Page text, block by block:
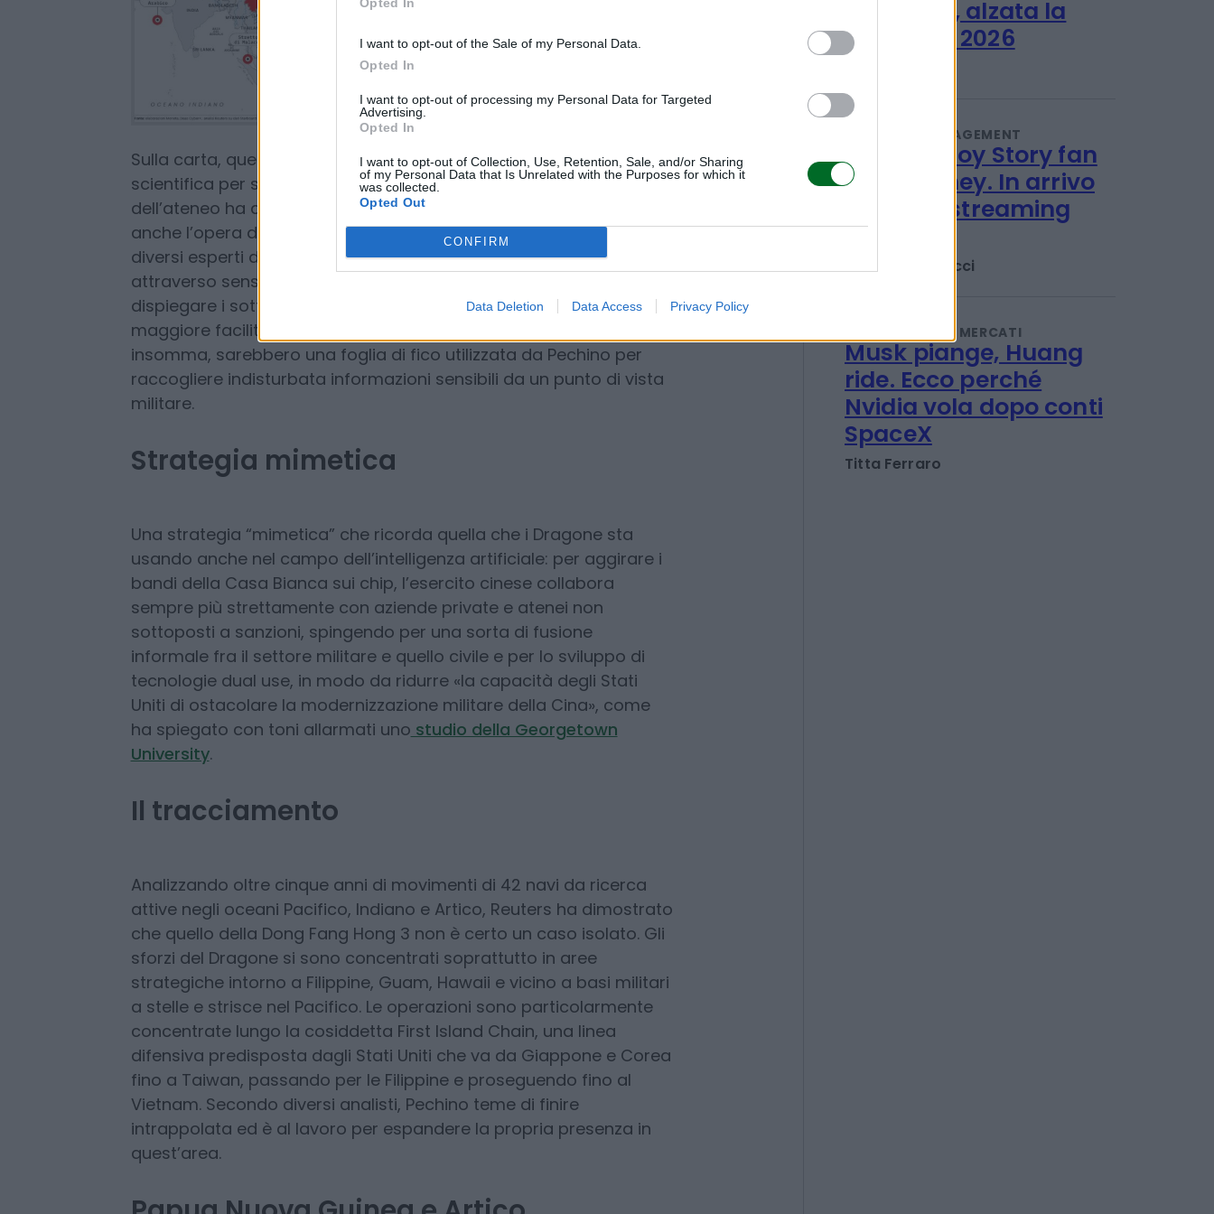
I want to opt-out of the Sale of my Personal Data.
Opted In
I want to opt-out of processing my Personal Data for Targeted
Advertising.
Opted In
I want to opt-out of Collection, Use, Retention, Sale, and/or Sharing
of my Personal Data that Is Unrelated with the Purposes for which it
was collected.
Opted Out
CONFIRM
Data Deletion Data Access Privacy Policy
Sulla carta, quella della Dong Fang Hong 3 è una missione
scientifica per studiare clima e fanghi oceanici, ma un paper
dell’ateneo ha ammesso che nel mentre è stata portata avanti
anche l’opera di rilevazione dei fondali. E, come hanno spiegato
diversi esperti del comparto difesa a Reuters, la mappatura anche
attraverso sensori fornisce proprio le informazioni necessarie per
dispiegare i sottomarini in modo più efficace e individuare con
maggiore facilità quelli del nemico. Le motivazioni scientifiche,
raccogliere indisturbata informazioni sensibili da un punto di vista
Strategia mimetica
Una strategia “mimetica” che ricorda quella che i Dragone sta
usando anche nel campo dell’intelligenza artificiale: per aggirare i
bandi della Casa Bianca sui chip, l’esercito cinese collabora
sempre più strettamente con aziende private e atenei non
sottoposti a sanzioni, spingendo per una sorta di fusione
informale fra il settore militare e quello civile e per lo sviluppo di
tecnologie dual use, in modo da ridurre «la capacità degli Stati
ha spiegato con toni allarmati uno
Il tracciamento
Analizzando oltre cinque anni di movimenti di 42 navi da ricerca
attive negli oceani Pacifico, Indiano e Artico, Reuters ha dimostrato
che quello della Dong Fang Hong 3 non è certo un caso isolato. Gli
sforzi del Dragone si sono concentrati soprattutto in aree
strategiche intorno a Filippine, Guam, Hawaii e vicino a basi militari
a stelle e strisce nel Pacifico. Le operazioni sono particolarmente
concentrate lungo la cosiddetta First Island Chain, una linea
difensiva predisposta dagli Stati Uniti che va da Giappone e Corea
fino a Taiwan, passando per le Filippine e proseguendo fino al
IMPRESA E MANAGEMENT
Banco Bpm: utile a 1,06
miliardi nel 1°
semestre, alzata la
guidance 2026
IMPRESA E MANAGEMENT
Parchi e Toy Story fan
ricca Disney. In arrivo
Emanuela Meucci
INVESTIMENTI E MERCATI
Musk piange, Huang
ride. Ecco perché